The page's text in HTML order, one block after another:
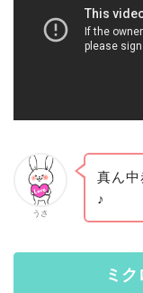
うさ
真ん中
♪
ミ